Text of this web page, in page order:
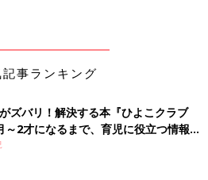
事ランキング
ズバリ！解決する本『ひよこクラブ
2才になるまで、育児に役立つ情報が